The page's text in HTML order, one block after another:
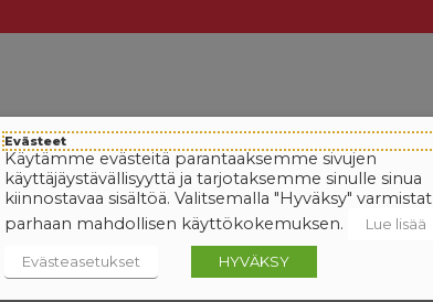
Evästeet
Käytämme evästeitä parantaaksemme sivujen
käyttäjäystävällisyyttä ja tarjotaksemme sinulle sinua
kiinnostavaa sisältöä. Valitsemalla "Hyväksy" varmistat
parhaan mahdollisen käyttökokemuksen.
Lue lisää
Evästeasetukset HYVÄKSY